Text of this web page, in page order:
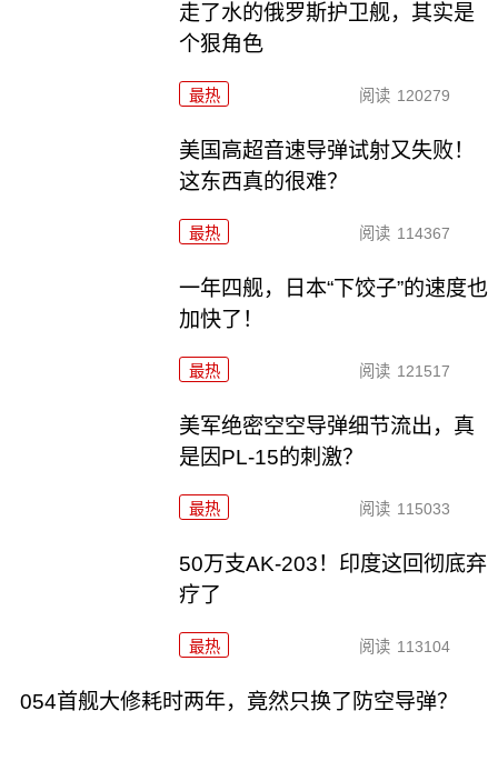
走了水的俄罗斯护卫舰，其实是
个狠角色
最热 阅读 120279
美国高超音速导弹试射又失败！
这东西真的很难？
最热 阅读 114367
一年四舰，日本“下饺子”的速度也
加快了！
最热 阅读 121517
美军绝密空空导弹细节流出，真
是因PL-15的刺激？
最热 阅读 115033
50万支AK-203！印度这回彻底弃
疗了
最热 阅读 113104
054首舰大修耗时两年，竟然只换了防空导弹？